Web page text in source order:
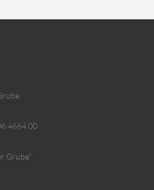
4664 00
Grube"